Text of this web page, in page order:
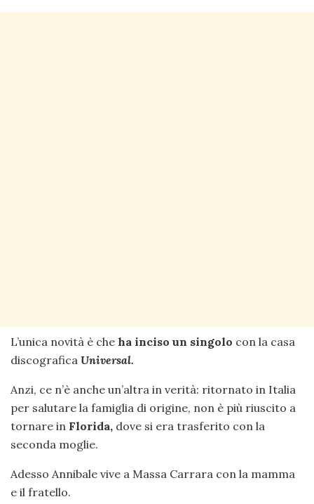
L’unica novità è che ha inciso un singolo con la casa
discografica Universal.
Anzi, ce n’è anche un’altra in verità: ritornato in Italia
per salutare la famiglia di origine, non è più riuscito a
tornare in Florida, dove si era trasferito con la
seconda moglie.
Adesso Annibale vive a Massa Carrara con la mamma
e il fratello.